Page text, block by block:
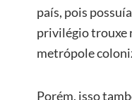
país, pois
privilégio trouxe
metrópole
Porém, isso